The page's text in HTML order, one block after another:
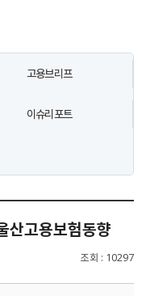
고용브리프
이슈리포트
고용보험동향
조회 10297